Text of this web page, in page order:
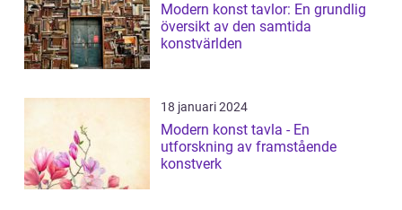
Modern konst tavlor: En grundlig
översikt av den samtida
konstvärlden
18 januari 2024
Modern konst tavla - En
utforskning av framstående
konstverk